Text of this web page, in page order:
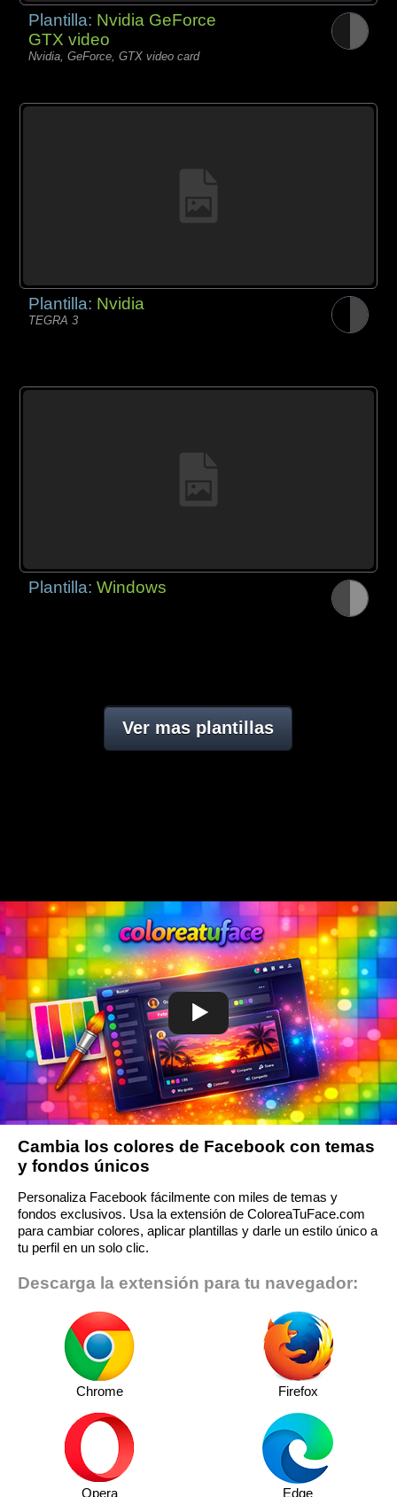
Plantilla: Nvidia GeForce
GTX video
Nvidia, GeForce, GTX video card
Plantilla: Nvidia
TEGRA 3
Plantilla:Windows
Ver mas plantillas
Cambia los colores de Facebook con temas
y fondos únicos
Personaliza Facebook fácilmente con miles de temas y
fondos exclusivos. Usa la extensión de ColoreaTuFace.com
para cambiar colores, aplicar plantillas y darle un estilo único a
tu perfil en un solo clic.
Descarga la extensión para tu navegador:
Chrome Firefox
Opera Edge